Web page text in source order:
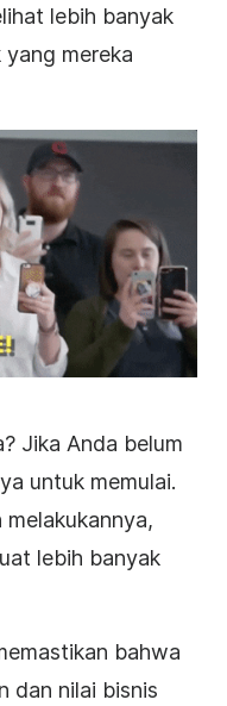
lebih banyak
mereka
Jika Anda belum
untuk memulai.
melakukannya,
lebih banyak
bahwa
dan nilai bisnis